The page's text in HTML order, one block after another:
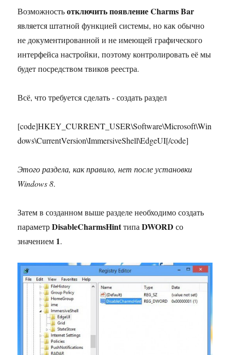
Возможностьотключить появление Charms Bar
является штатной функцией системы, но как обычно
не документированной и не имеющей графического
интерфейса настройки, поэтому контролировать её мы
будет посредством твиков реестра.
Всё, что требуется сделать - создать раздел
[code]HKEY_CURRENT_USER\Software\Microsoft\Win
dows\CurrentVersion\ImmersiveShell\EdgeUI[/code]
Этого раздела, как правило, нет после установки
Windows 8.
Затем в созданном выше разделе необходимо создать
параметрDisableCharmsHintтипаDWORDсо
значением 1.